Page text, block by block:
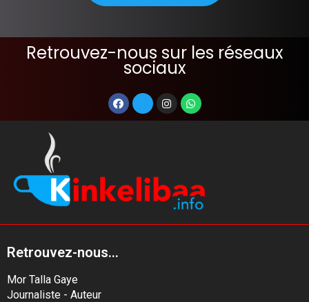
Retrouvez-nous sur les réseaux
sociaux
Retrouvez-nous...
Mor Talla Gaye
Journaliste - Auteur